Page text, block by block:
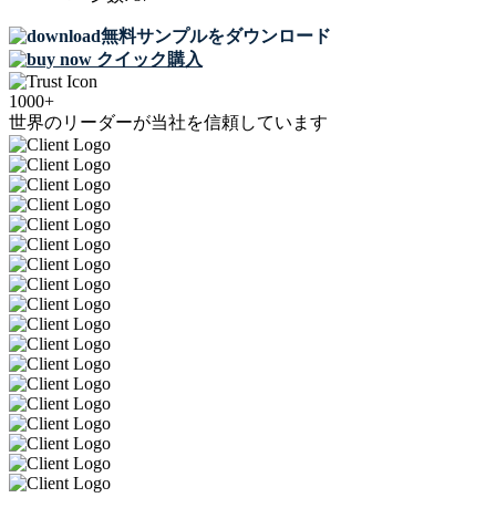
無料サンプルをダウンロード
クイック購入
1000+
世界のリーダーが当社を信頼しています